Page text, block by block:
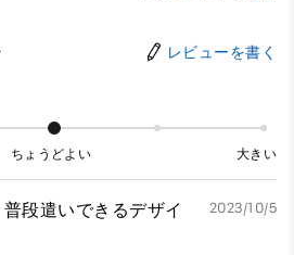
レビューを書く
ちょうどよい 大きい
段遣いできるデザイ
2023/10/5